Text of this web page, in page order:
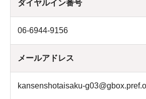
ダイヤルイン番号
06-6944-9156
メールアドレス
kansenshotaisaku-